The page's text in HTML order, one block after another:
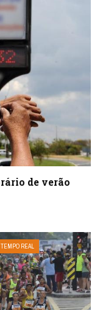
de verão
TEMPO REAL